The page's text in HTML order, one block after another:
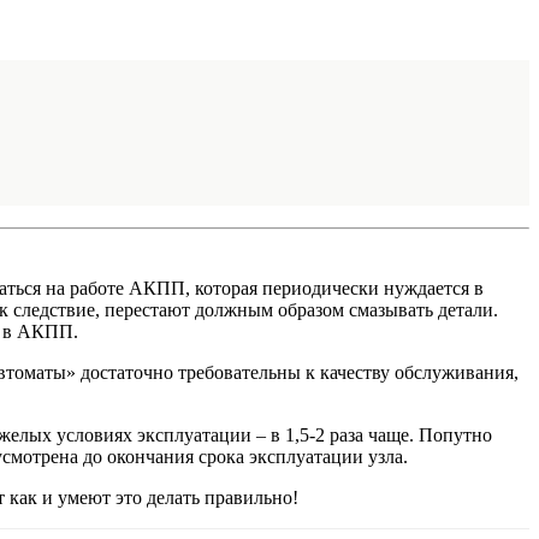
на работе АКПП, которая периодически нуждается в
следствие, перестают должным образом смазывать детали.
в АКПП.
достаточно требовательны к качеству обслуживания,
условиях эксплуатации – в 1,5-2 раза чаще. Попутно
до окончания срока эксплуатации узла.
и умеют это делать правильно!